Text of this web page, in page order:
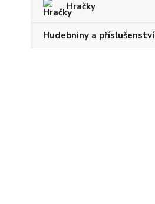
Hračky
Hudebniny a příslušenství